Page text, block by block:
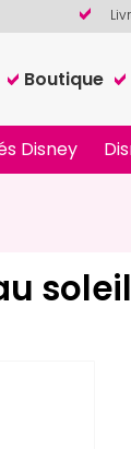
Boutique
Disney
soleil